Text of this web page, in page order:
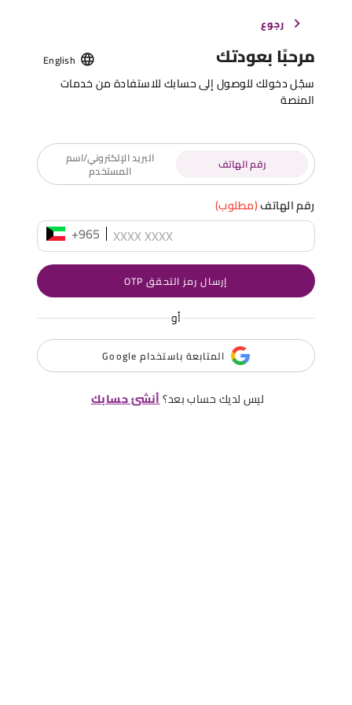
رجوع
مرحبًا بعودتك English
سجّل دخولك للوصول إلى حسابك للاستفادة من خدمات
المنصة
رقم الهاتف البريد الإلكتروني/اسم
المستخدم
رقم الهاتف(مطلوب)
+965
إرسال رمز التحقق OTP
أو
المتابعة باستخدام Google
ليس لديك حساب بعد؟أنشئ حسابك